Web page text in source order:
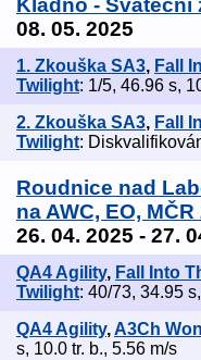
Kladno -
08. 05. 2025
1. Zkouška SA3, Fall
Twilight: 1/5, 46.96 s,
2. Zkouška SA3, Fall
Twilight:
Roudnice nad
na AWC, EO,
26. 04. 2025 - 27.
QA4 Agility, Fall Into
Twilight: 40/73, 34.95
QA4 Agility,A3Ch
s, 10.0 tr. b., 5.56 m/s